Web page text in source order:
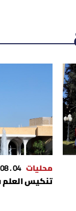
محليات 04 . 08 . 2026
تنكيس العلم